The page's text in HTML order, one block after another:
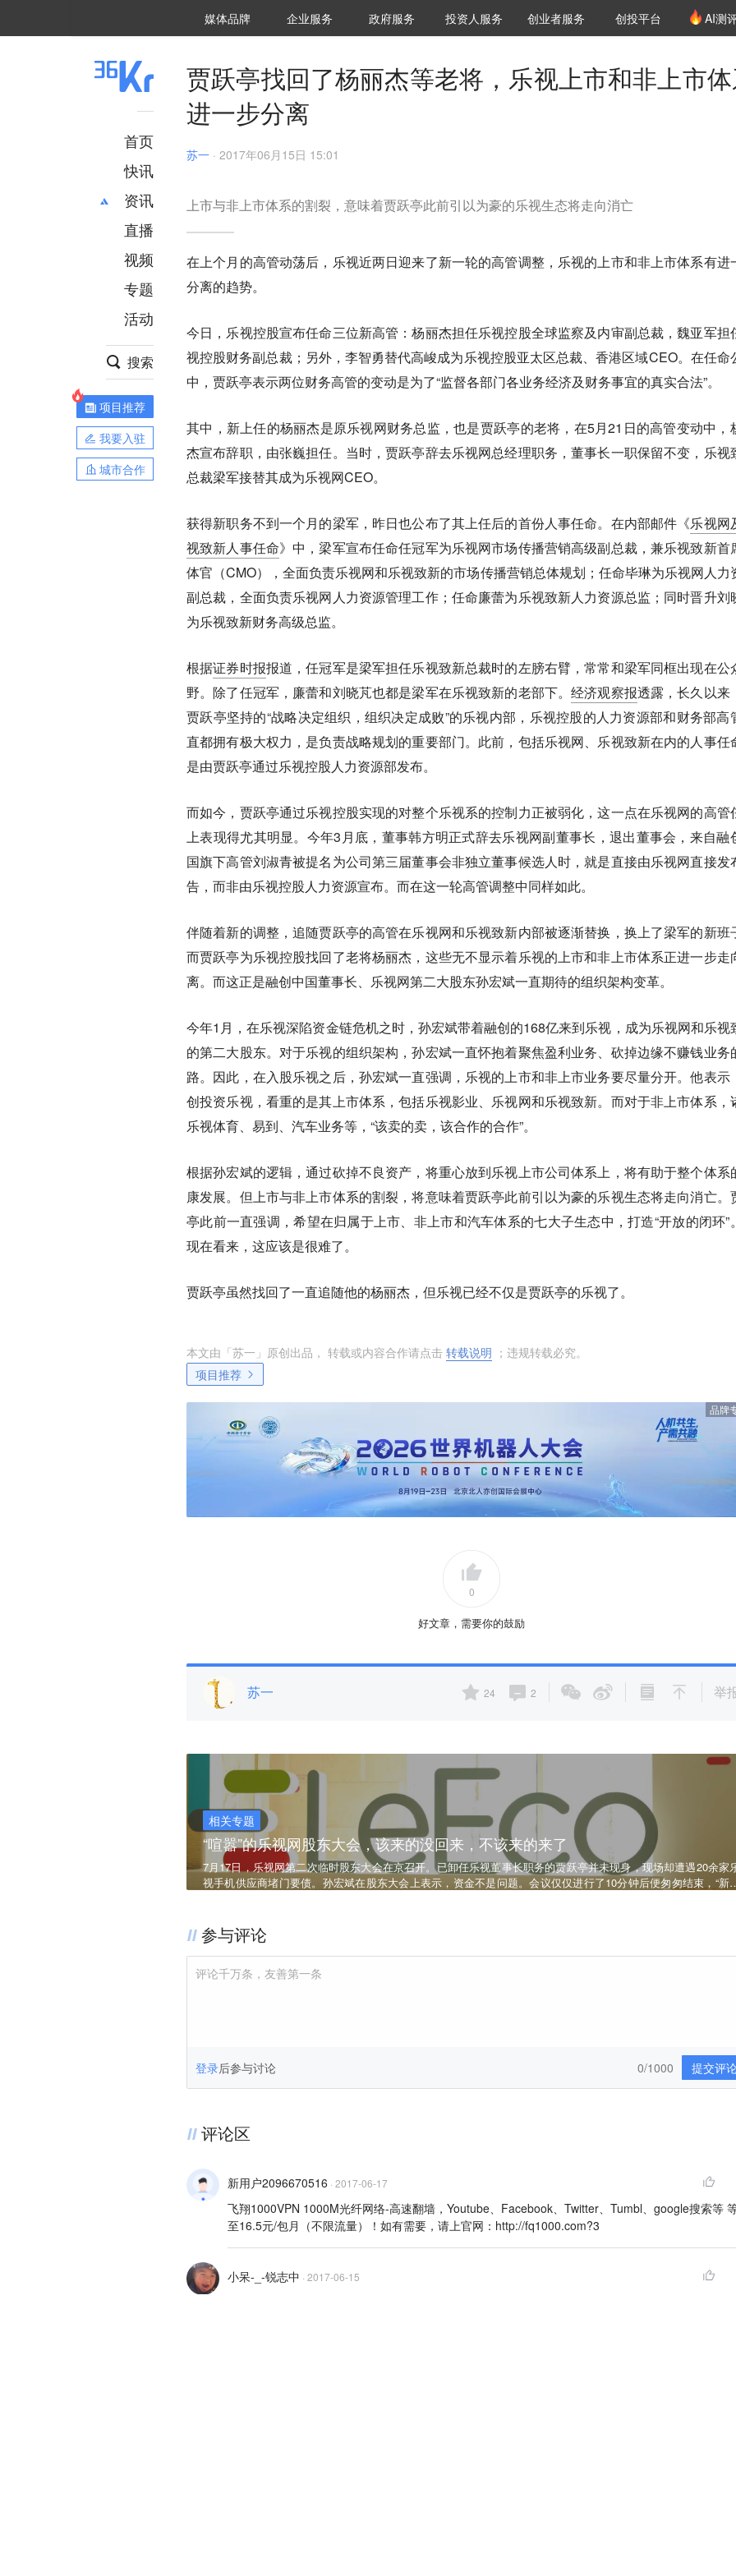
媒体品牌 36Kr研究院
企业服务 城市之窗
政府服务 VClub投资机构库
投资机构职位推介
投资人服务 创投氪堂
创业者服务 创投平台 AI测
首页
快讯
资讯
推荐
财经
项目推荐
安徽
直播
视频
专题
活动
搜索
项目推荐
我要入驻
城市合作
贾跃亭找回了杨丽杰等老将，乐视上市和非上市
进一步分离
苏一 · 2017年06月15日 15:01
上市与非上市体系的割裂，意味着贾跃亭此前引以为豪的乐视生态将走向消亡
在上个月的高管动荡后，乐视近两日迎来了新一轮的高管调整，乐视的上市和非上市体系有进
分离的趋势。
今日，乐视控股宣布任命三位新高管：杨丽杰担任乐视控股全球监察及内审副总裁，魏亚军担
视控股财务副总裁；另外，李智勇替代高峻成为乐视控股亚太区总裁、香港区域CEO。在任命
中，贾跃亭表示两位财务高管的变动是为了“监督各部门各业务经济及财务事宜的真实合法”。
其中，新上任的杨丽杰是原乐视网财务总监，也是贾跃亭的老将，在5月21日的高管变动中，
杰宣布辞职，由张巍担任。当时，贾跃亭辞去乐视网总经理职务，董事长一职保留不变，乐视
总裁梁军接替其成为乐视网CEO。
获得新职务不到一个月的梁军，昨日也公布了其上任后的首份人事任命。在内部邮件《乐视网
视致新人事任命》中，梁军宣布任命任冠军为乐视网市场传播营销高级副总裁，兼乐视致新首
体官（CMO），全面负责乐视网和乐视致新的市场传播营销总体规划；任命毕琳为乐视网人力
副总裁，全面负责乐视网人力资源管理工作；任命廉蕾为乐视致新人力资源总监；同时晋升刘
为乐视致新财务高级总监。
根据证券时报报道，任冠军是梁军担任乐视致新总裁时的左膀右臂，常常和梁军同框出现在公
野。除了任冠军，廉蕾和刘晓芃也都是梁军在乐视致新的老部下。经济观察报透露，长久以来
贾跃亭坚持的“战略决定组织，组织决定成败”的乐视内部，乐视控股的人力资源部和财务部高
直都拥有极大权力，是负责战略规划的重要部门。此前，包括乐视网、乐视致新在内的人事任
是由贾跃亭通过乐视控股人力资源部发布。
而如今，贾跃亭通过乐视控股实现的对整个乐视系的控制力正被弱化，这一点在乐视网的高管
上表现得尤其明显。今年3月底，董事韩方明正式辞去乐视网副董事长，退出董事会，来自融
国旗下高管刘淑青被提名为公司第三届董事会非独立董事候选人时，就是直接由乐视网直接发
告，而非由乐视控股人力资源宣布。而在这一轮高管调整中同样如此。
伴随着新的调整，追随贾跃亭的高管在乐视网和乐视致新内部被逐渐替换，换上了梁军的新班
而贾跃亭为乐视控股找回了老将杨丽杰，这些无不显示着乐视的上市和非上市体系正进一步走
离。而这正是融创中国董事长、乐视网第二大股东孙宏斌一直期待的组织架构变革。
今年1月，在乐视深陷资金链危机之时，孙宏斌带着融创的168亿来到乐视，成为乐视网和乐视
的第二大股东。对于乐视的组织架构，孙宏斌一直怀抱着聚焦盈利业务、砍掉边缘不赚钱业务
路。因此，在入股乐视之后，孙宏斌一直强调，乐视的上市和非上市业务要尽量分开。他表示
创投资乐视，看重的是其上市体系，包括乐视影业、乐视网和乐视致新。而对于非上市体系，
乐视体育、易到、汽车业务等，“该卖的卖，该合作的合作”。
根据孙宏斌的逻辑，通过砍掉不良资产，将重心放到乐视上市公司体系上，将有助于整个体系
康发展。但上市与非上市体系的割裂，将意味着贾跃亭此前引以为豪的乐视生态将走向消亡。
亭此前一直强调，希望在归属于上市、非上市和汽车体系的七大子生态中，打造“开放的闭环”
现在看来，这应该是很难了。
贾跃亭虽然找回了一直追随他的杨丽杰，但乐视已经不仅是贾跃亭的乐视了。
本文由「苏一 」原创出品， 转载或内容合作请点击 转载说明 ；违规转载必究。
项目推荐
品牌
0
好文章，需要你的鼓励
苏一 24 2 举
相关专题
“喧嚣”的乐视网股东大会，该来的没回来，不该来的来了
7月17日，乐视网第二次临时股东大会在京召开。已卸任乐视董事长职务的贾跃亭并未现身，现场却遭遇20余家
视手机供应商堵门要债。孙宏斌在股东大会上表示，资金不是问题。会议仅仅进行了10分钟后便匆匆结束，“新
参与评论
评论千万条，友善第一条
登录后参与讨论 提交评
0/1000
评论区
新用户2096670516 · 2017-06-17
飞翔1000VPN 1000M光纤网络-高速翻墙，Youtube、Facebook、Twitter、Tumbl、google搜索等
至16.5元/包月（不限流量）！如有需要，请上官网：http://fq1000.com?3
小呆-_-锐志中 · 2017-06-15